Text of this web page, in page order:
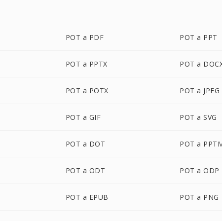
POT a PDF POT a PPT
POT a PPTX POT a
POT a POTX POT a JPEG
POT a GIF POT a SVG
POT a DOT POT a
POT a ODT POT a ODP
POT a EPUB POT a PNG